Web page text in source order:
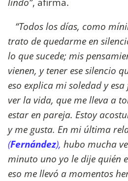
“Todos los días, como
trato de quedarme en
lo que sucede; mis
vienen, y tener ese silencio
eso explica mi soledad y
ver la vida, que me lleva a
estar en pareja. Estoy
y me gusta. En mi última
(Fernández), hubo mucha
minuto uno yo le dije quién
eso me llevó a momentos